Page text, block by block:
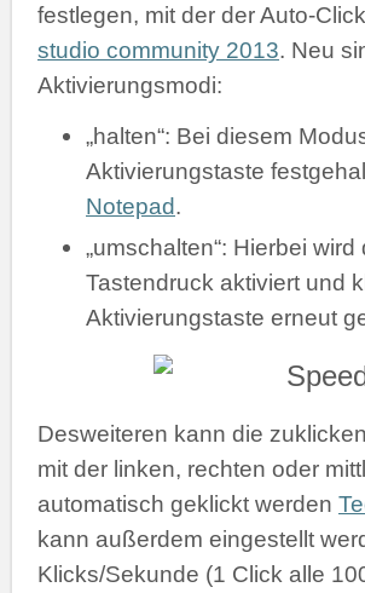
festlegen, mit der der Auto-
studio community 2013. Neu
Aktivierungsmodi:
„halten“: Bei diesem
Aktivierungstaste
Notepad.
„umschalten“: Hierbei
Tastendruck aktiviert und
Aktivierungstaste erneut
Desweiteren kann die
mit der linken, rechten oder
automatisch geklickt werden
kann außerdem eingestellt
Klicks/Sekunde (1 Click alle